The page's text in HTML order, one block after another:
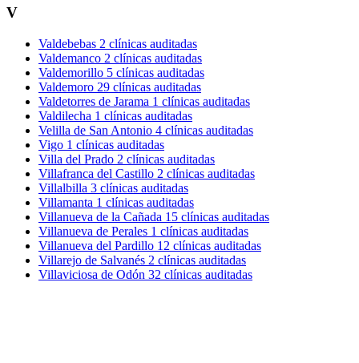
V
Valdebebas 2 clínicas auditadas
Valdemanco 2 clínicas auditadas
Valdemorillo 5 clínicas auditadas
Valdemoro 29 clínicas auditadas
Valdetorres de Jarama 1 clínicas auditadas
Valdilecha 1 clínicas auditadas
Velilla de San Antonio 4 clínicas auditadas
Vigo 1 clínicas auditadas
Villa del Prado 2 clínicas auditadas
Villafranca del Castillo 2 clínicas auditadas
Villalbilla 3 clínicas auditadas
Villamanta 1 clínicas auditadas
Villanueva de la Cañada 15 clínicas auditadas
Villanueva de Perales 1 clínicas auditadas
Villanueva del Pardillo 12 clínicas auditadas
Villarejo de Salvanés 2 clínicas auditadas
Villaviciosa de Odón 32 clínicas auditadas